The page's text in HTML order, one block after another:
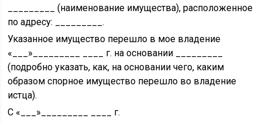
_________ (наименование имущества), расположенное
по адресу: _________.
Указанное имущество перешло в мое владение
«___»_________ ____ г. на основании _________
(подробно указать, как, на основании чего, каким
образом спорное имущество перешло во владение
истца).
С «___»_________ ____ г.